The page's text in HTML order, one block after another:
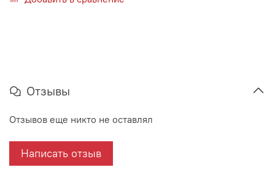
Отзывы
Отзывов еще никто не оставлял
Написать отзыв